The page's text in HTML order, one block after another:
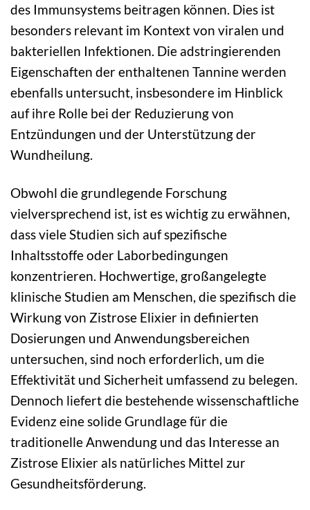
des Immunsystems beitragen können. Dies ist
besonders relevant im Kontext von viralen und
bakteriellen Infektionen. Die adstringierenden
Eigenschaften der enthaltenen Tannine werden
ebenfalls untersucht, insbesondere im Hinblick
auf ihre Rolle bei der Reduzierung von
Entzündungen und der Unterstützung der
Wundheilung.
Obwohl die grundlegende Forschung
vielversprechend ist, ist es wichtig zu erwähnen,
dass viele Studien sich auf spezifische
Inhaltsstoffe oder Laborbedingungen
konzentrieren. Hochwertige, großangelegte
klinische Studien am Menschen, die spezifisch die
Wirkung von Zistrose Elixier in definierten
Dosierungen und Anwendungsbereichen
untersuchen, sind noch erforderlich, um die
Effektivität und Sicherheit umfassend zu belegen.
Dennoch liefert die bestehende wissenschaftliche
Evidenz eine solide Grundlage für die
traditionelle Anwendung und das Interesse an
Zistrose Elixier als natürliches Mittel zur
Gesundheitsförderung.